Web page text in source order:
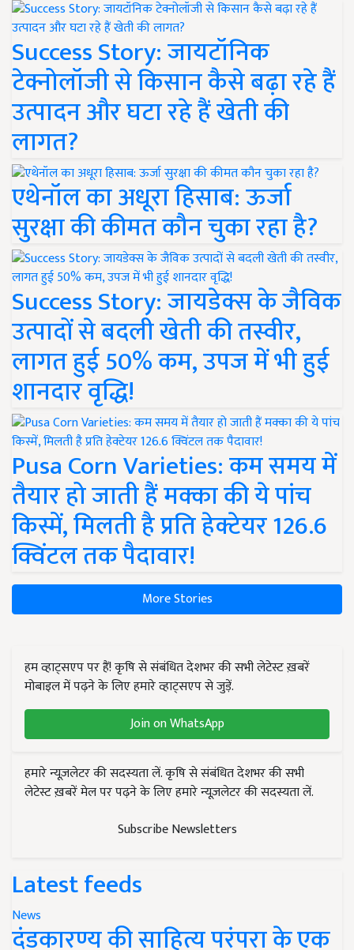
Success Story: जायटॉनिक
टेक्नोलॉजी से किसान कैसे बढ़ा रहे हैं
उत्पादन और घटा रहे हैं खेती की
लागत?
एथेनॉल का अधूरा हिसाब: ऊर्जा
सुरक्षा की कीमत कौन चुका रहा है?
Success Story: जायडेक्स के जैविक
उत्पादों से बदली खेती की तस्वीर,
लागत हुई 50% कम, उपज में भी हुई
शानदार वृद्धि!
Pusa Corn Varieties: कम समय में
तैयार हो जाती हैं मक्का की ये पांच
किस्में, मिलती है प्रति हेक्टेयर 126.6
क्विंटल तक पैदावार!
More Stories
हम व्हाट्सएप पर हैं! कृषि से संबंधित देशभर की सभी लेटेस्ट ख़बरें
मोबाइल में पढ़ने के लिए हमारे व्हाट्सएप से जुड़ें.
Join on WhatsApp
हमारे न्यूज़लेटर की सदस्यता लें. कृषि से संबंधित देशभर की सभी
लेटेस्ट ख़बरें मेल पर पढ़ने के लिए हमारे न्यूज़लेटर की सदस्यता लें.
Subscribe Newsletters
Latest feeds
News
दंडकारण्य की साहित्य परंपरा के एक